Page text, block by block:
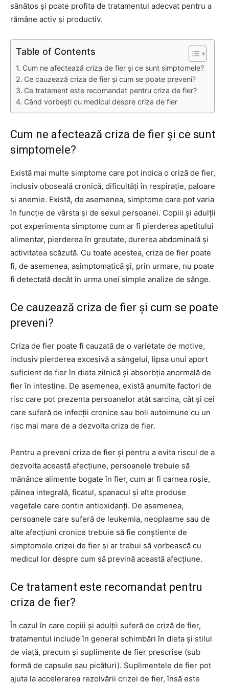
sănătos și poate profita de tratamentul adecvat pentru a
rămâne activ și productiv.
Table of Contents
Cum ne afectează criza de fier și ce sunt simptomele?
Ce cauzează criza de fier și cum se poate preveni?
Ce tratament este recomandat pentru criza de fier?
Când vorbești cu medicul despre criza de fier
Cum ne afectează criza de fier și ce sunt
simptomele?
Există mai multe simptome care pot indica o criză de fier,
inclusiv oboseală cronică, dificultăți în respirație, paloare
și anemie. Există, de asemenea, simptome care pot varia
în funcție de vârsta și de sexul persoanei. Copiii și adulții
pot experimenta simptome cum ar fi pierderea apetitului
alimentar, pierderea în greutate, durerea abdominală și
activitatea scăzută. Cu toate acestea, criza de fier poate
fi, de asemenea, asimptomatică și, prin urmare, nu poate
fi detectată decât în urma unei simple analize de sânge.
Ce cauzează criza de fier și cum se poate
preveni?
Criza de fier poate fi cauzată de o varietate de motive,
inclusiv pierderea excesivă a sângelui, lipsa unui aport
suficient de fier în dieta zilnică și absorbția anormală de
fier în intestine. De asemenea, există anumite factori de
risc care pot prezenta persoanelor atât sarcina, cât și cei
care suferă de infecții cronice sau boli autoimune cu un
risc mai mare de a dezvolta criza de fier.
Pentru a preveni criza de fier și pentru a evita riscul de a
dezvolta această afecțiune, persoanele trebuie să
mănânce alimente bogate în fier, cum ar fi carnea roșie,
pâinea integrală, ficatul, spanacul și alte produse
vegetale care contin antioxidanți. De asemenea,
persoanele care suferă de leukemia, neoplasme sau de
alte afecțiuni cronice trebuie să fie conștiente de
simptomele crizei de fier și ar trebui să vorbească cu
medicul lor despre cum să prevină această afecțiune.
Ce tratament este recomandat pentru
criza de fier?
În cazul în care copiii și adulții suferă de criză de fier,
tratamentul include în general schimbări în dieta și stilul
de viață, precum și suplimente de fier prescrise (sub
formă de capsule sau picături). Suplimentele de fier pot
ajuta la accelerarea rezolvării crizei de fier, însă este